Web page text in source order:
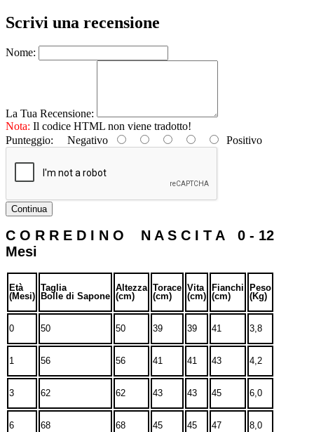
Scrivi una recensione
Nome:
La Tua Recensione:
Nota: Il codice HTML non viene tradotto!
Punteggio: Negativo Positivo
Continua
C O R R E D I N O N A S C I T A 0 - 12
Mesi
Età
(Mesi)
Taglia
Bolle di Sapone
Altezza
(cm)
Torace
(cm)
Vita
(cm)
Fianchi
(cm)
Peso
(Kg)
0 50 50 39 39 41 3,8
1 56 56 41 41 43 4,2
3 62 62 43 43 45 6,0
6 68 68 45 45 47 8,0